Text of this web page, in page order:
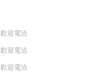
歡迎電洽
歡迎電洽
歡迎電洽